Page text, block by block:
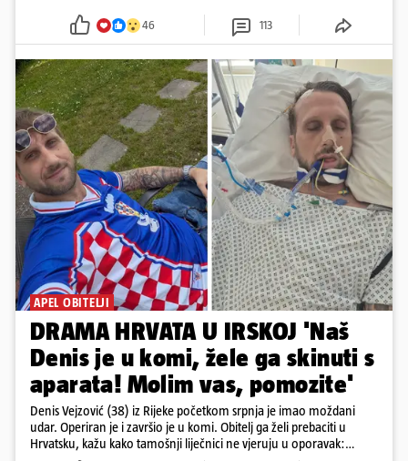
46 113
APEL OBITELJI
DRAMA HRVATA U IRSKOJ 'Naš
Denis je u komi, žele ga skinuti s
aparata! Molim vas, pomozite'
Denis Vejzović (38) iz Rijeke početkom srpnja je imao moždani
udar. Operiran je i završio je u komi. Obitelj ga želi prebaciti u
Hrvatsku, kažu kako tamošnji liječnici ne vjeruju u oporavak: